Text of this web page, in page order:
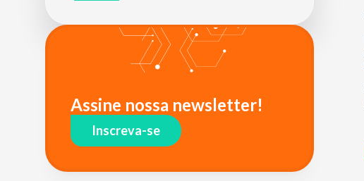
Assine nossa newsletter!
Inscreva-se